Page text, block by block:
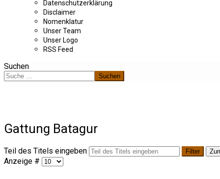
Datenschutzerklärung
Disclaimer
Nomenklatur
Unser Team
Unser Logo
RSS Feed
Suchen
Suchen
Gattung Batagur
Teil des Titels eingeben Filter
Anzeige #